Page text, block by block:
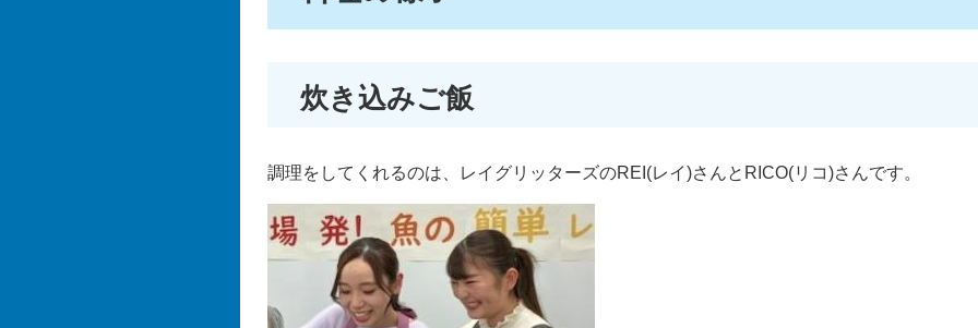
炊き込みご飯
​調理をしてくれるのは、レイグリッターズのREI(レイ)さんとRICO(リコ)さんです。